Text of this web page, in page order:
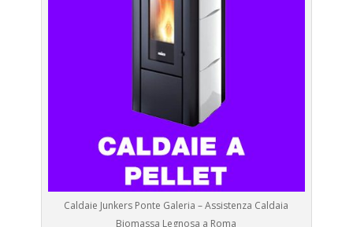
Caldaie Junkers Ponte Galeria – Assistenza Caldaia
Biomassa Legnosa a Roma